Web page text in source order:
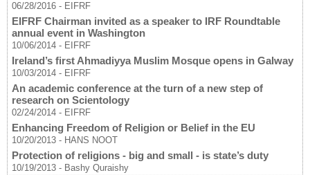
06/28/2016 - EIFRF
EIFRF Chairman invited as a speaker to IRF Roundtable
annual event in Washington
10/06/2014 - EIFRF
Ireland’s first Ahmadiyya Muslim Mosque opens in Galway
10/03/2014 - EIFRF
An academic conference at the turn of a new step of
research on Scientology
02/24/2014 - EIFRF
Enhancing Freedom of Religion or Belief in the EU
10/20/2013 - HANS NOOT
Protection of religions - big and small - is state’s duty
10/19/2013 - Bashy Quraishy